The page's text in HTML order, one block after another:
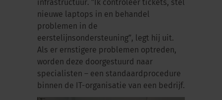
infrastructuur. ”Ik controleer tickets, stel
nieuwe laptops in en behandel
problemen in de
eerstelijnsondersteuning”, legt hij uit.
Als er ernstigere problemen optreden,
worden deze doorgestuurd naar
specialisten – een standaardprocedure
binnen de IT-organisatie van een bedrijf.